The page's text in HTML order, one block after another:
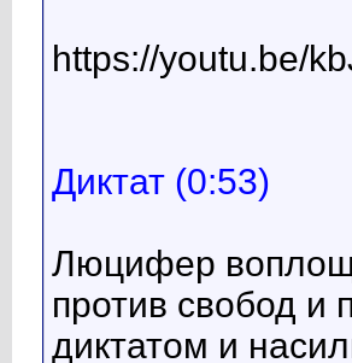
https://youtu.be/
Диктат (0:53)
Люцифер
против свобод и
диктатом и